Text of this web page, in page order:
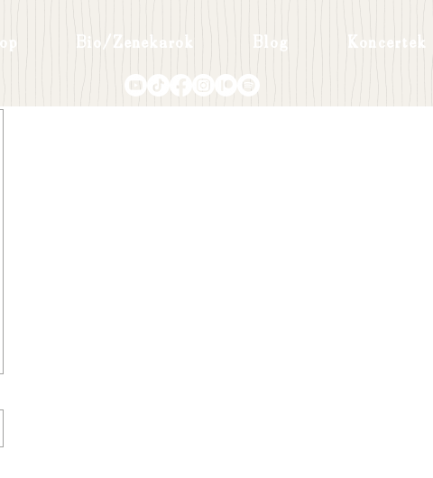
Bio/Zenekarok Blog Koncertek